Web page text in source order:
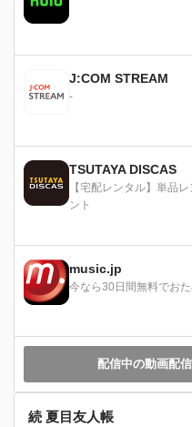
J:COM STREAM
-
TSUTAYA DISCAS
【宅配レンタル】単品
ント
music.jp
今なら30日間無料でおた
配信中の動画配
続 夏目友人帳